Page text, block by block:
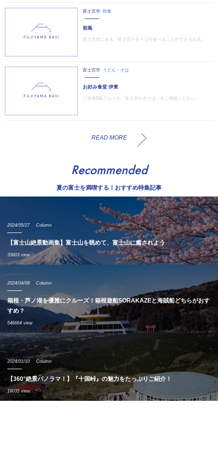
富士宮市 和食
前島
富士宮市にある、富士宮やきそばを食べることができるお店。
富士宮市 うどん・そば
お好み食堂 伊東
ご当地B級グルメの「富士宮やきそば」をご堪能ください。
READ MORE
Recommended
夏の富士を満喫する！おすすめ特集記事
2024/05/27 Column
【富士山絶景動画集】富士山を眺めて、富士山に癒されよう
33603 view
2024/04/08 Column
箱根・芦ノ湖を優雅にクルーズ！箱根遊船SORAKAZEと海賊船どちらがおす
すめ？
546664 view
2024/01/10 Column
【360°絶景パノラマ！】『十国峠』の魅力をたっぷりご紹介！
18035 view